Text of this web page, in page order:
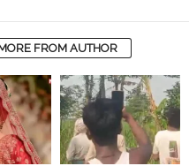
FROM AUTHOR